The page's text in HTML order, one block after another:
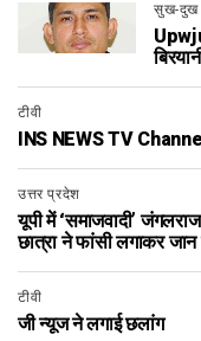
सुख-दुख
टीवी
INS NEWS TV
उत्तर प्रदेश
यूपी में ‘समाजवादी’
छात्रा ने फांसी लगाकर जान
टीवी
जी न्यूज ने लगाई छलांग